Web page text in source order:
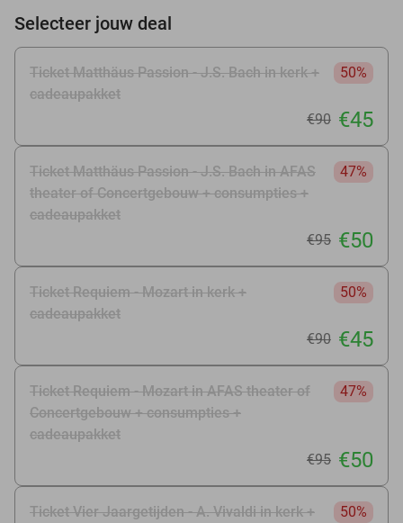
Selecteer jouw deal
Ticket Matthäus Passion - J.S. Bach in kerk +
cadeaupakket
50%
€90 €45
Ticket Matthäus Passion - J.S. Bach in AFAS
theater of Concertgebouw + consumpties +
cadeaupakket
47%
€95 €50
Ticket Requiem - Mozart in kerk +
cadeaupakket
50%
€90 €45
Ticket Requiem - Mozart in AFAS theater of
Concertgebouw + consumpties +
cadeaupakket
47%
€95 €50
Ticket Vier Jaargetijden - A. Vivaldi in kerk +
50%